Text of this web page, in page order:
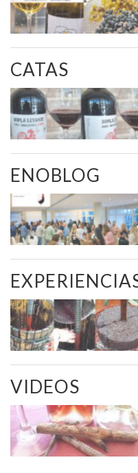
CATAS
ENOBLOG
VIDEOS